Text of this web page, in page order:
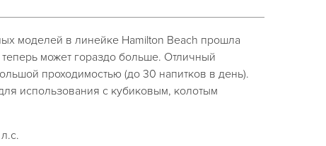
моделей в линейке Hamilton Beach прошла
может гораздо больше. Отличный
проходимостью (до 30 напитков в день).
использования с кубиковым, колотым